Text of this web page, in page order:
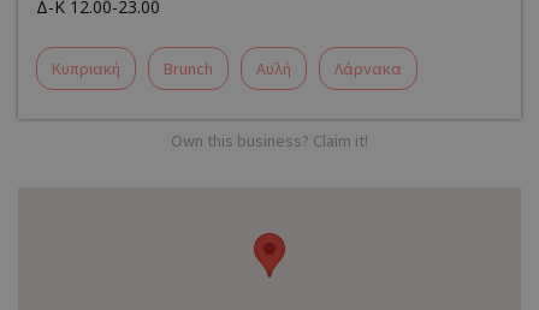
Δ-Κ 12.00-23.00
Κυπριακή Brunch Aυλή Λάρνακα
Own this business? Claim it!